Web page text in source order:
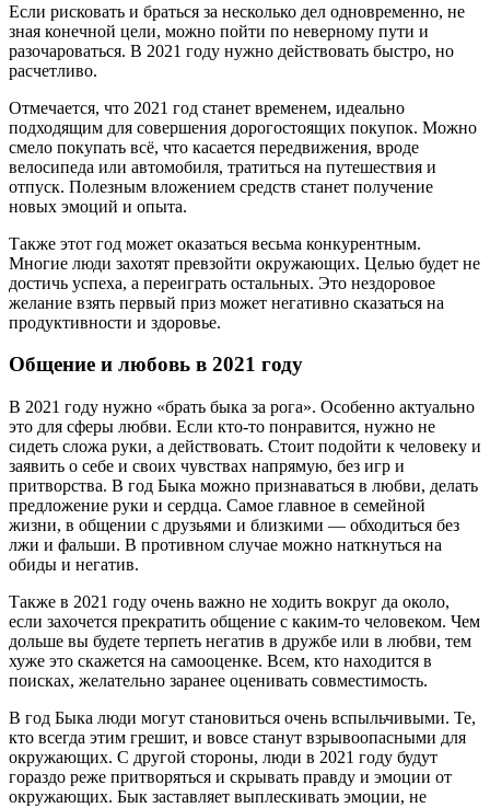
Если рисковать и браться за несколько дел одновременно, не
зная конечной цели, можно пойти по неверному пути и
разочароваться. В 2021 году нужно действовать быстро, но
расчетливо.
Отмечается, что 2021 год станет временем, идеально
подходящим для совершения дорогостоящих покупок. Можно
смело покупать всё, что касается передвижения, вроде
велосипеда или автомобиля, тратиться на путешествия и
отпуск. Полезным вложением средств станет получение
новых эмоций и опыта.
Также этот год может оказаться весьма конкурентным.
Многие люди захотят превзойти окружающих. Целью будет не
достичь успеха, а переиграть остальных. Это нездоровое
желание взять первый приз может негативно сказаться на
продуктивности и здоровье.
Общение и любовь в 2021 году
В 2021 году нужно «брать быка за рога». Особенно актуально
это для сферы любви. Если кто-то понравится, нужно не
сидеть сложа руки, а действовать. Стоит подойти к человеку и
заявить о себе и своих чувствах напрямую, без игр и
притворства. В год Быка можно признаваться в любви, делать
предложение руки и сердца. Самое главное в семейной
жизни, в общении с друзьями и близкими — обходиться без
лжи и фальши. В противном случае можно наткнуться на
обиды и негатив.
Также в 2021 году очень важно не ходить вокруг да около,
если захочется прекратить общение с каким-то человеком. Чем
дольше вы будете терпеть негатив в дружбе или в любви, тем
хуже это скажется на самооценке. Всем, кто находится в
поисках, желательно заранее оценивать совместимость.
В год Быка люди могут становиться очень вспыльчивыми. Те,
кто всегда этим грешит, и вовсе станут взрывоопасными для
окружающих. С другой стороны, люди в 2021 году будут
гораздо реже притворяться и скрывать правду и эмоции от
окружающих. Бык заставляет выплескивать эмоции, не